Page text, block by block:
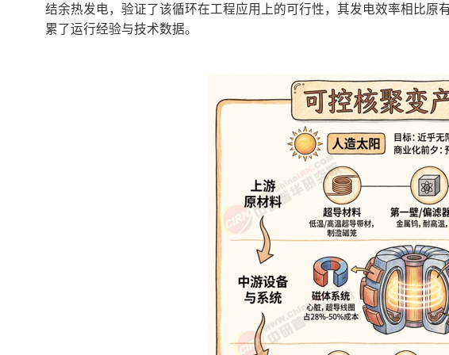
结余热发电，验证了该循环在工程应用上的可行性，其发电效率相比原
累了运行经验与技术数据。